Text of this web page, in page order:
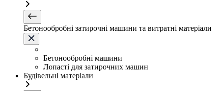
Бетонообробні затирочні машини та витратні матеріали
Бетонообробні машини
Лопасті для затирочних машин
Будівельні матеріали